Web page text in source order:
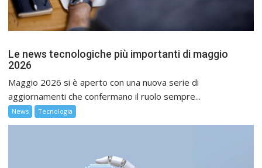
Le news tecnologiche più importanti di maggio
2026
Maggio 2026 si è aperto con una nuova serie di
aggiornamenti che confermano il ruolo sempre...
News Tecnologia